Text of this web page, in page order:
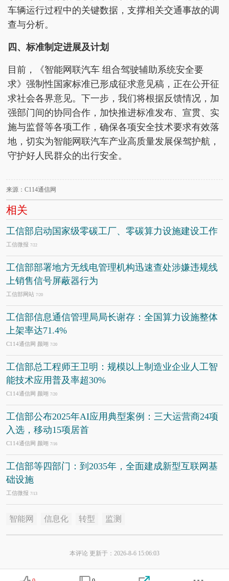
车辆运行过程中的关键数据，支撑相关交通事故的调
查与分析。
四、标准制定进展及计划
目前，《智能网联汽车 组合驾驶辅助系统安全要
求》强制性国家标准已形成征求意见稿，正在公开征
求社会各界意见。下一步，我们将根据反馈情况，加
强部门间的协同合作，加快推进标准发布、宣贯、实
施与监督等各项工作，确保各项安全技术要求有效落
地，切实为智能网联汽车产业高质量发展保驾护航，
守护好人民群众的出行安全。
来源：C114通信网
相关
工信部启动国家级零碳工厂、零碳算力设施建设工作
工信微报 7/22
工信部部署地方无线电管理机构迅速查处涉嫌违规线
上销售信号屏蔽器行为
工信部网站 7/20
工信部信息通信管理局局长谢存：全国算力设施整体
上架率达71.4%
C114通信网 颜翊 7/20
工信部总工程师王卫明：规模以上制造业企业人工智
能技术应用普及率超30%
C114通信网 颜翊 7/20
工信部公布2025年AI应用典型案例：三大运营商24项
入选，移动15项居首
C114通信网 颜翊 7/16
工信部等四部门：到2035年，全面建成新型互联网基
础设施
工信微报 7/13
智能网 信息化 转型 监测
本评论 更新于：2026-8-6 15:06:03